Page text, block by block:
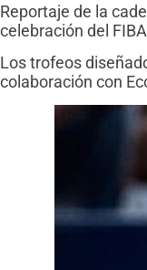
Reportaje de la
celebración del
Los trofeos
colaboración con